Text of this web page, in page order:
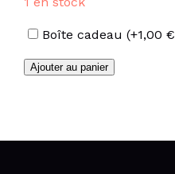
Options
Boîte cadeau (+1,00 €
quantité
en
Ajouter au panier